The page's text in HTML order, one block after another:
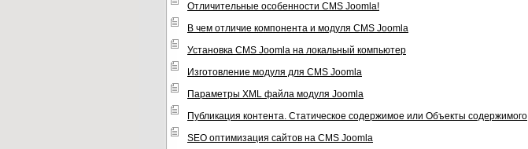
Отличительные особенности CMS Joomla!
В чем отличие компонента и модуля CMS Joomla
Установка CMS Joomla на локальный компьютер
Изготовление модуля для CMS Joomla
Параметры XML файла модуля Joomla
Публикация контента. Статическое содержимое или Объекты содержимого
SEO оптимизация сайтов на CMS Joomla